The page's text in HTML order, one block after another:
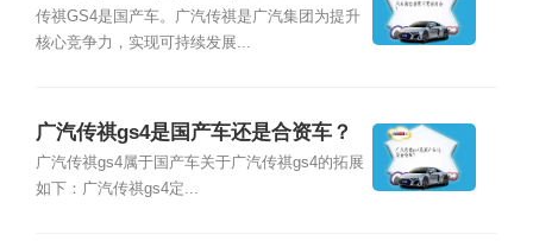
传祺GS4是国产车。广汽传祺是广汽集团为提升
核心竞争力，实现可持续发展...
广汽传祺gs4是国产车还是合资车？
广汽传祺gs4属于国产车关于广汽传祺gs4的拓展
如下：广汽传祺gs4定...